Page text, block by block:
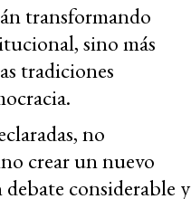
transformando
sino más
tradiciones
no
crear un nuevo
considerable y